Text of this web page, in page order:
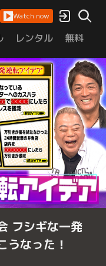
Watch now
レンタル 無料
フシギな一発
うなった！